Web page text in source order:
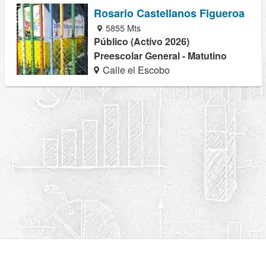
Rosario Castellanos Figueroa
5855 Mts
Público (Activo 2026)
Preescolar General - Matutino
Calle el Escobo